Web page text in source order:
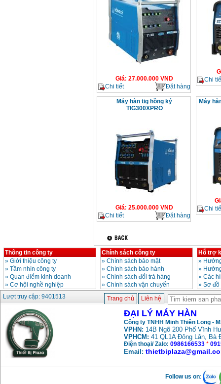
Giá: 27.000.000 VND
Chi tiết
Đặt hàng
Chi
Máy hàn tig hồng ký
TIG300XPRO
Giá: 25.000.000 VND
Chi tiết
Đặt hàng
Máy
Chi
Thông tin công ty
» Giới thiệu công ty
» Tầm nhìn công ty
» Quan điểm kinh doanh
» Cơ hội nghề nghiệp
Chính sách công ty
» Chính sách bảo mật
» Chính sách bảo hành
» Chinh sách đổi trả hàng
» Chính sách vận chuyển
Hỗ trợ
»
»
» Các
» Sơ
Lượt truy cập: 9401513
Trang chủ Liên hệ
ĐẠI LÝ MÁY HÀN
Công ty TNHH Minh Thiên Long -
VPHN: 14B Ngõ 200 Phố Vĩnh
VPHCM: 41 QL1A Đông Lân, Bà
Điện thoại/ Zalo: 0986166533 *
Email:
Follow us on: